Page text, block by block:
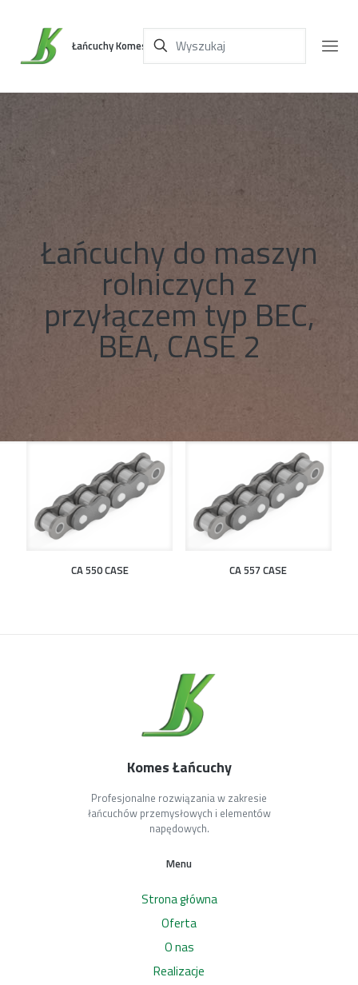
Łańcuchy Komes
Łańcuchy do maszyn
rolniczych z
przyłączem typ BEC,
BEA, CASE 2
CA 550 CASE CA 557 CASE
Komes Łańcuchy
Profesjonalne rozwiązania w zakresie
łańcuchów przemysłowych i elementów
napędowych.
Menu
Strona główna
Oferta
O nas
Realizacje